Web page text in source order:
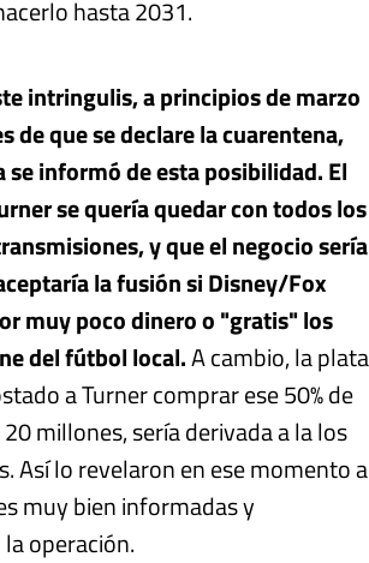
hasta 2031.
intringulis, a principios de marzo
de que se declare la cuarentena,
se informó de esta posibilidad. El
se quería quedar con todos los
y que el negocio sería
la fusión si Disney/Fox
muy poco dinero o "gratis" los
del fútbol local.A cambio, la plata
a Turner comprar ese 50% de
millones, sería derivada a la los
Así lo revelaron en ese momento a
muy bien informadas y
operación.